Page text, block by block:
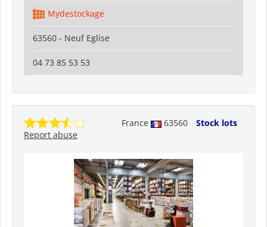
Mydestockage
63560 - Neuf Eglise
04 73 85 53 53
France 63560
Stock lots
Report abuse